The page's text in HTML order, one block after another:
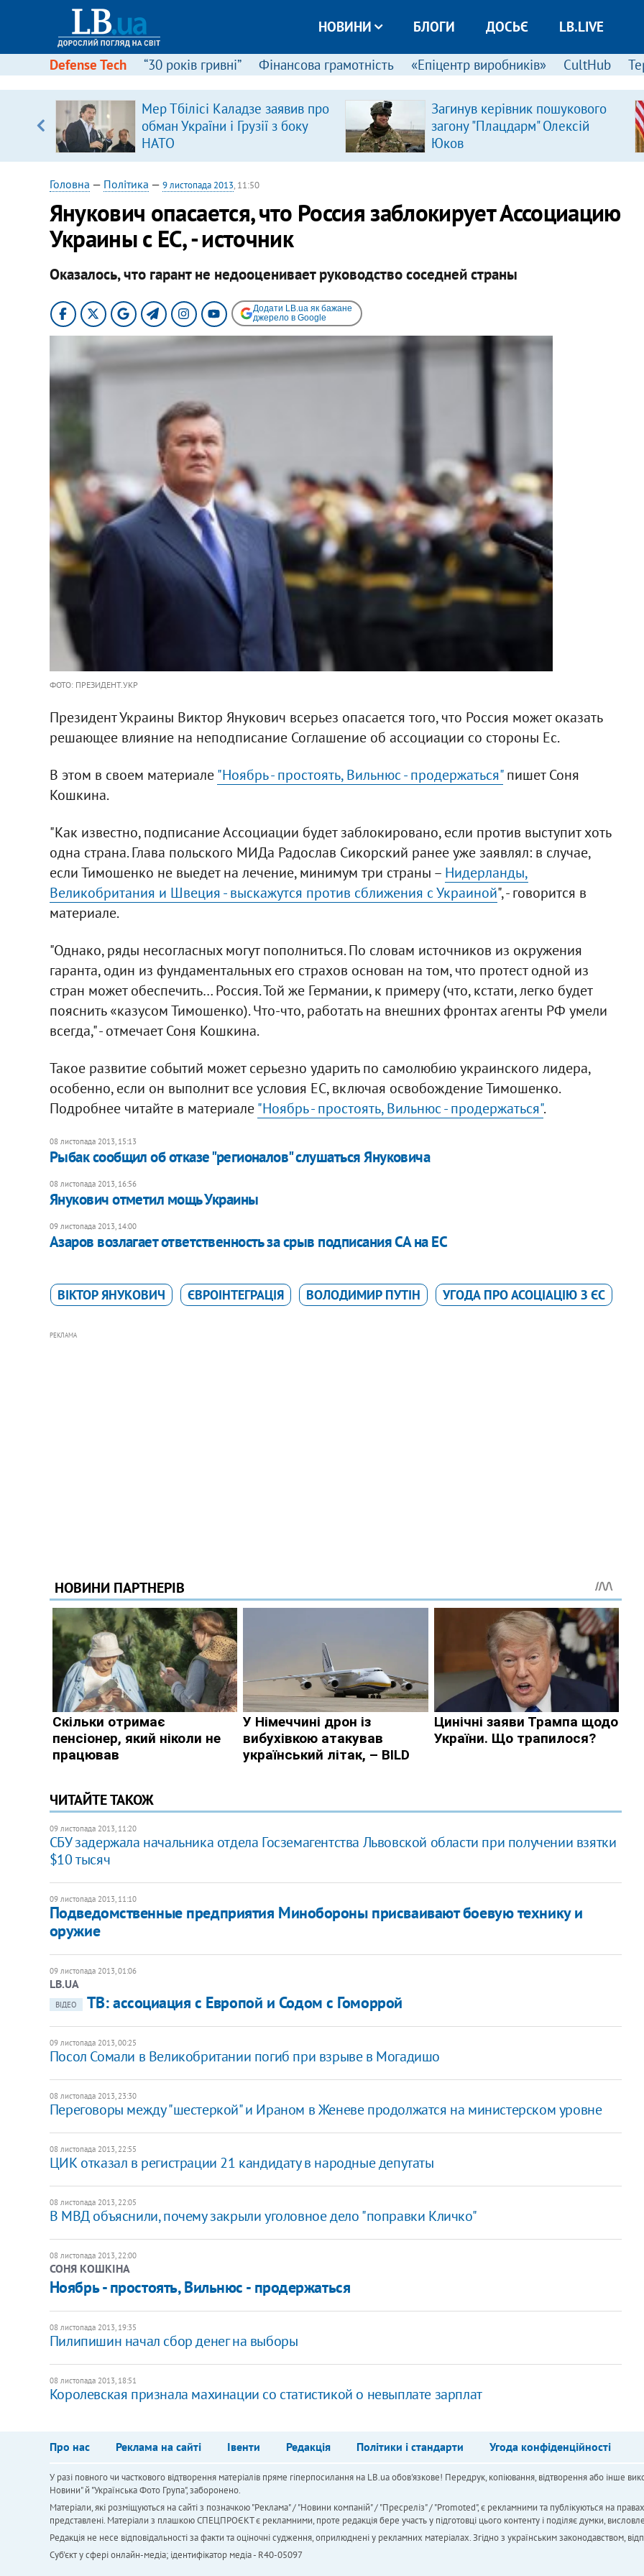
НОВИНИ БЛОГИ ДОСЬЄ LB.LIVE
Defense Tech “30 років гривні” Фінансова грамотність «Епіцентр виробників» CultHub
Мер Тбілісі Каладзе заявив про
обман України і Грузії з боку
НАТО
Загинув керівник пошукового
загону "Плацдарм" Олексій
Юков
Головна — Політика — 9 листопада 2013, 11:50
Янукович опасается, что Россия заблокирует Ассоциацию
Украины с ЕС, - источник
Оказалось, что гарант не недооценивает руководство соседней страны
Додати LB.ua як бажане
джерело в Google
ФОТО: ПРЕЗИДЕНТ.УКР
Президент Украины Виктор Янукович всерьез опасается того, что Россия может оказать
решающее влияние на неподписание Соглашение об ассоциации со стороны Ес.
В этом в своем материале"Ноябрь - простоять, Вильнюс - продержаться"пишет Соня
Кошкина.
"Как известно, подписание Ассоциации будет заблокировано, если против выступит хоть
одна страна. Глава польского МИДа Радослав Сикорский ранее уже заявлял: в случае,
если Тимошенко не выедет на лечение, минимум три страны – Нидерланды,
Великобритания и Швеция - выскажутся против сближения с Украиной", - говорится в
материале.
"Однако, ряды несогласных могут пополниться. По словам источников из окружения
гаранта, один из фундаментальных его страхов основан на том, что протест одной из
стран может обеспечить… Россия. Той же Германии, к примеру (что, кстати, легко будет
пояснить «казусом Тимошенко). Что-что, работать на внешних фронтах агенты РФ умели
всегда," - отмечает Соня Кошкина.
Такое развитие событий может серьезно ударить по самолюбию украинского лидера,
особенно, если он выполнит все условия ЕС, включая освобождение Тимошенко.
Подробнее читайте в материале"Ноябрь - простоять, Вильнюс - продержаться".
08 листопада 2013, 15:13
Рыбак сообщил об отказе "регионалов" слушаться Януковича
08 листопада 2013, 16:56
Янукович отметил мощь Украины
09 листопада 2013, 14:00
Азаров возлагает ответственность за срыв подписания СА на ЕС
ВІКТОР ЯНУКОВИЧ ЄВРОІНТЕГРАЦІЯ ВОЛОДИМИР ПУТІН УГОДА ПРО АСОЦІАЦІЮ З ЄС
РЕКЛАМА
ЧИТАЙТЕ ТАКОЖ
09 листопада 2013, 11:20
CБУ задержала начальника отдела Госземагентства Львовской области при получении взятки
$10 тысяч
09 листопада 2013, 11:10
Подведомственные предприятия Минобороны присваивают боевую технику и
оружие
09 листопада 2013, 01:06
LB.UA
ВІДЕО ​ТВ: ассоциация с Европой и Содом с Гоморрой
09 листопада 2013, 00:25
Посол Сомали в Великобритании погиб при взрыве в Могадишо
08 листопада 2013, 23:30
Переговоры между "шестеркой" и Ираном в Женеве продолжатся на министерском уровне
08 листопада 2013, 22:55
ЦИК отказал в регистрации 21 кандидату в народные депутаты
08 листопада 2013, 22:05
В МВД объяснили, почему закрыли уголовное дело "поправки Кличко"
08 листопада 2013, 22:00
СОНЯ КОШКІНА
Ноябрь - простоять, Вильнюс - продержаться
08 листопада 2013, 19:35
Пилипишин начал сбор денег на выборы
08 листопада 2013, 18:51
Королевская признала махинации со статистикой о невыплате зарплат
Про нас Реклама на сайті Івенти Редакція Політики і стандарти Угода конфіденційності
У разі повного чи часткового відтворення матеріалів пряме гіперпосилання на LB.ua обов'язкове! Передрук, копіювання, відтворення або інше
Новини" й "Українська Фото Група", заборонено.
Матеріали, які розміщуються на сайті з позначкою "Реклама" / "Новини компаній" / "Пресреліз" / "Promoted", є рекламними та публікуються на
представлені. Матеріали з плашкою СПЕЦПРОЄКТ є рекламними, проте редакція бере участь у підготовці цього контенту і поділяє думки,
Редакція не несе відповідальності за факти та оціночні судження, оприлюднені у рекламних матеріалах. Згідно з українським законодавством,
Cуб'єкт у сфері онлайн-медіа; ідентифікатор медіа - R40-05097